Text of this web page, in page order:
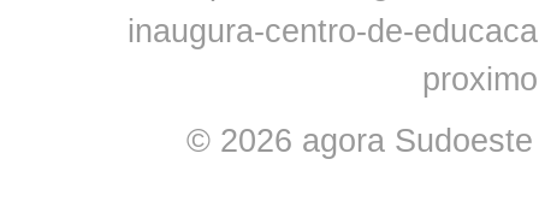
inaugura-centro-de-
© 2026 agora